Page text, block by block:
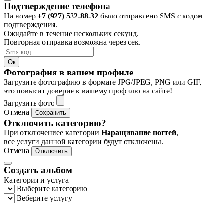
Подтверждение телефона
На номер +7 (927) 532-88-32 было отправлено SMS с кодом
подтверждения.
Ожидайте в течение нескольких секунд.
Повторная отправка возможна через сек.
Ок
Фотография в вашем профиле
Загрузите фотографию в формате JPG/JPEG, PNG или GIF,
это повысит доверие к вашему профилю на сайте!
Загрузить фото
Отмена
Сохранить
Отключить категорию?
При отключениее категории Наращивание ногтей,
все услуги данной категории будут отключены.
Отмена
Отключить
Создать альбом
Категория и услуга
Выберите категорию
Веберите услугу